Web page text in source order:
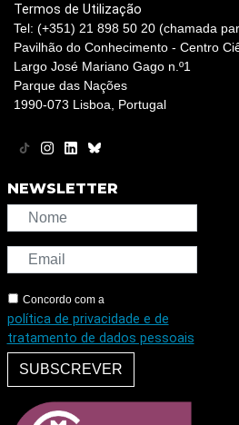
Termos de Utilização
Tel: (+351) 21 898 50 20 (chamada
Pavilhão do Conhecimento - Centro
Largo José Mariano Gago n.º1
Parque das Nações
1990-073 Lisboa, Portugal
NEWSLETTER
Concordo com a
política de privacidade e de
tratamento de dados pessoais
SUBSCREVER